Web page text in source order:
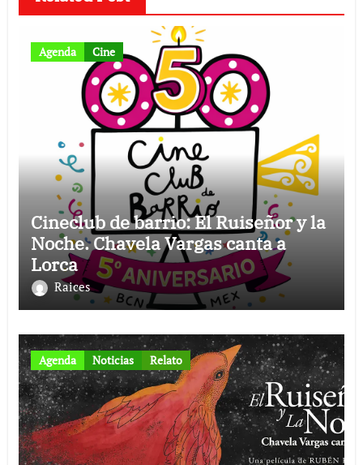
Agenda Cine
Cineclub de barrio: El Ruiseñor y la
Noche. Chavela Vargas canta a
Lorca
Raices
Agenda Noticias Relato